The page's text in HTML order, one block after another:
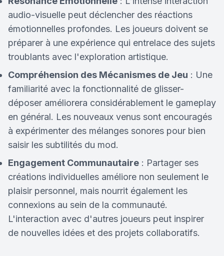
audio-visuelle peut déclencher des réactions
émotionnelles profondes. Les joueurs doivent se
préparer à une expérience qui entrelace des sujets
troublants avec l'exploration artistique.
Compréhension des Mécanismes de Jeu : Une
familiarité avec la fonctionnalité de glisser-
déposer améliorera considérablement le gameplay
en général. Les nouveaux venus sont encouragés
à expérimenter des mélanges sonores pour bien
saisir les subtilités du mod.
Engagement Communautaire : Partager ses
créations individuelles améliore non seulement le
plaisir personnel, mais nourrit également les
connexions au sein de la communauté.
L'interaction avec d'autres joueurs peut inspirer
de nouvelles idées et des projets collaboratifs.